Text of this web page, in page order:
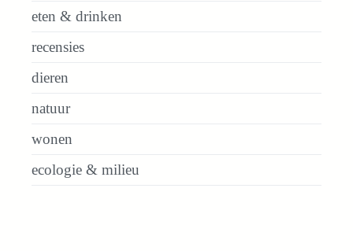
eten & drinken
recensies
dieren
natuur
wonen
ecologie & milieu